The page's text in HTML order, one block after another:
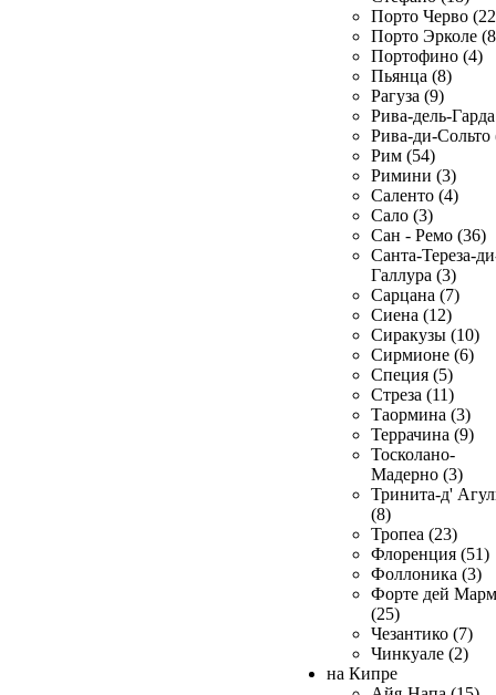
Порто Черво
Порто Эрколе
Портофино (4)
Пьянца (8)
Рагуза (9)
Рива-дель-
Рива-ди-Сольто
Рим (54)
Римини (3)
Саленто (4)
Сало (3)
Сан - Ремо (36)
Санта-Тереза-
Галлура (3)
Сарцана (7)
Сиена (12)
Сиракузы (10)
Сирмионе (6)
Специя (5)
Стреза (11)
Таормина (3)
Террачина (9)
Тосколано-
Мадерно (3)
Тринита-д'
(8)
Тропеа (23)
Флоренция (51)
Фоллоника (3)
Форте дей
(25)
Чезантико (7)
Чинкуале (2)
на Кипре